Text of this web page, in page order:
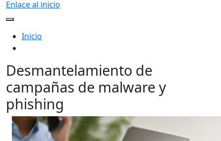
Enlace al inicio
Inicio
Desmantelamiento de
campañas de malware y
phishing